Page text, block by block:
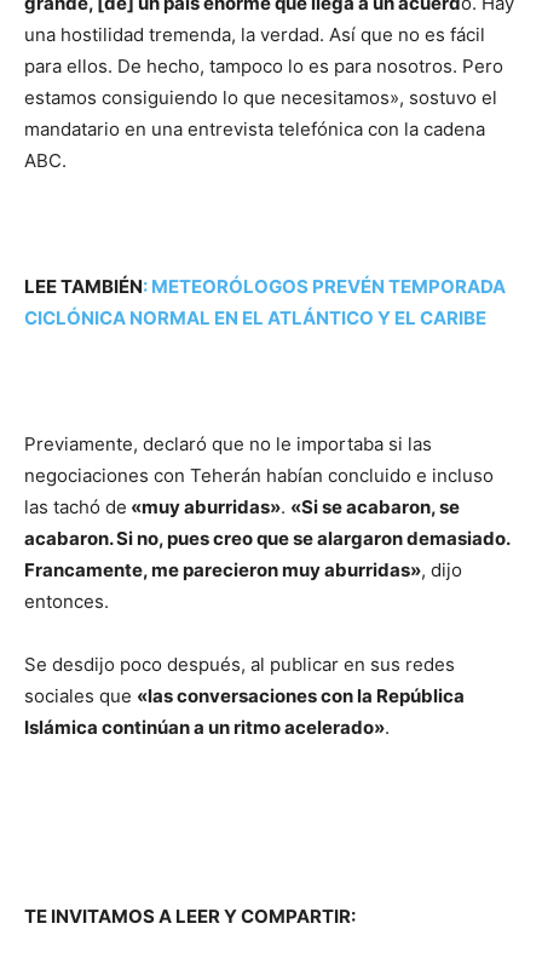
una hostilidad tremenda, la verdad. Así que no es fácil
para ellos. De hecho, tampoco lo es para nosotros. Pero
estamos consiguiendo lo que necesitamos», sostuvo el
mandatario en una entrevista telefónica con la cadena
ABC.
LEE TAMBIÉN: METEORÓLOGOS PREVÉN TEMPORADA
CICLÓNICA NORMAL EN EL ATLÁNTICO Y EL CARIBE
Previamente, declaró que no le importaba si las
negociaciones con Teherán habían concluido e incluso
las tachó de «muy aburridas». «Si se acabaron, se
acabaron. Si no, pues creo que se alargaron demasiado.
Francamente, me parecieron muy aburridas», dijo
entonces.
Se desdijo poco después, al publicar en sus redes
sociales que «las conversaciones con la República
Islámica continúan a un ritmo acelerado».
TE INVITAMOS A LEER Y COMPARTIR: